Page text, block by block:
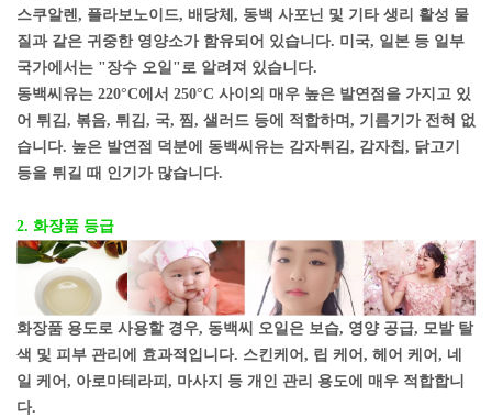
스쿠알렌, 플라보노이드, 배당체, 동백 사포닌 및 기타 생리 활성 물
질과 같은 귀중한 영양소가 함유되어 있습니다. 미국, 일본 등 일부
국가에서는 "장수 오일"로 알려져 있습니다.
동백씨유는 220°C에서 250°C 사이의 매우 높은 발연점을 가지고 있
어 튀김, 볶음, 튀김, 국, 찜, 샐러드 등에 적합하며, 기름기가 전혀 없
습니다. 높은 발연점 덕분에 동백씨유는 감자튀김, 감자칩, 닭고기
등을 튀길 때 인기가 많습니다.
2. 화장품 등급
화장품 용도로 사용할 경우, 동백씨 오일은 보습, 영양 공급, 모발 탈
색 및 피부 관리에 효과적입니다. 스킨케어, 립 케어, 헤어 케어, 네
일 케어, 아로마테라피, 마사지 등 개인 관리 용도에 매우 적합합니
다.